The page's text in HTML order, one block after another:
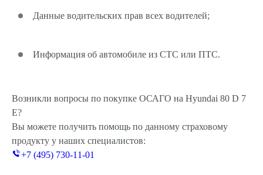
Данные водительских прав всех водителей;
Информация об автомобиле из СТС или ПТС.
Возникли вопросы по покупке ОСАГО на Hyundai 80 D 7
E?
Вы можете получить помощь по данному страховому
продукту у наших специалистов:
+7 (495) 730-11-01